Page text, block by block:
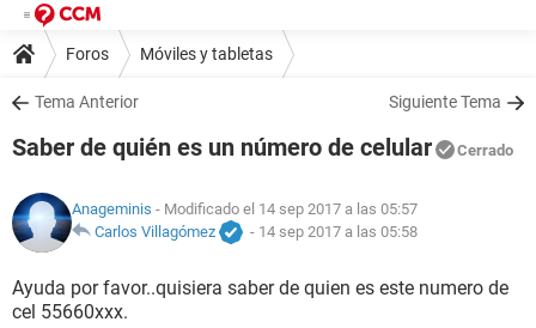
Foros Móviles y tabletas
Tema Anterior Siguiente Tema
Saber de quién es un número de celular Cerrado
Anageminis - Modificado el 14 sep 2017 a las 05:57
Carlos Villagómez
- 14 sep 2017 a las 05:58
Ayuda por favor..quisiera saber de quien es este numero de
cel 55660xxx.